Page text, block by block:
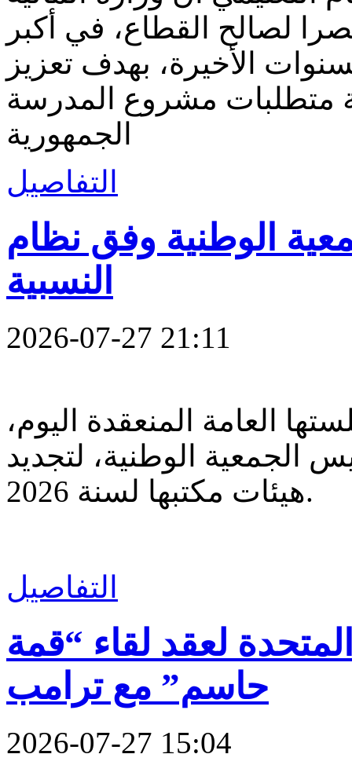
على اكتتاب 3852 عنصرا لصالح القطاع، في أكبر
الأخيرة، بهدف تعزيز
متطلبات مشروع المدرسة
الجمهورية
التفاصيل
الوطنية وفق نظام
النسبية
2026-07-27 21:11
العامة المنعقدة اليوم،
الوطنية، لتجديد
هيئات مكتبها لسنة 2026.
التفاصيل
المتحدة لعقد لقاء “قمة
حاسم” مع ترامب
2026-07-27 15:04